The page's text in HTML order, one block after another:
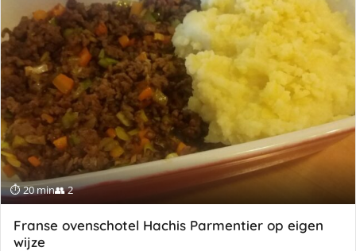
⏱ 20 min👥 2
Franse ovenschotel Hachis Parmentier op eigen
wijze